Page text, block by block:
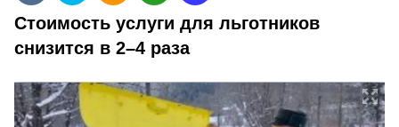
Стоимость услуги для льготников
снизится в 2–4 раза